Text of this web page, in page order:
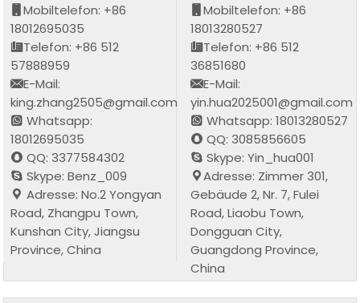
Mobiltelefon: +86
18012695035
Telefon: +86 512
57888959
E-Mail:
king.zhang2505@gmail.com
Whatsapp:
18012695035
QQ: 3377584302
Skype: Benz_009
Adresse: No.2 Yongyan
Road, Zhangpu Town,
Kunshan City, Jiangsu
Province, China
Mobiltelefon: +86
18013280527
Telefon: +86 512
36851680
E-Mail:
yin.hua2025001@gmail.com
Whatsapp: 18013280527
QQ: 3085856605
Skype: Yin_hua001
Adresse: Zimmer 301,
Gebäude 2, Nr. 7, Fulei
Road, Liaobu Town,
Dongguan City,
Guangdong Province,
China